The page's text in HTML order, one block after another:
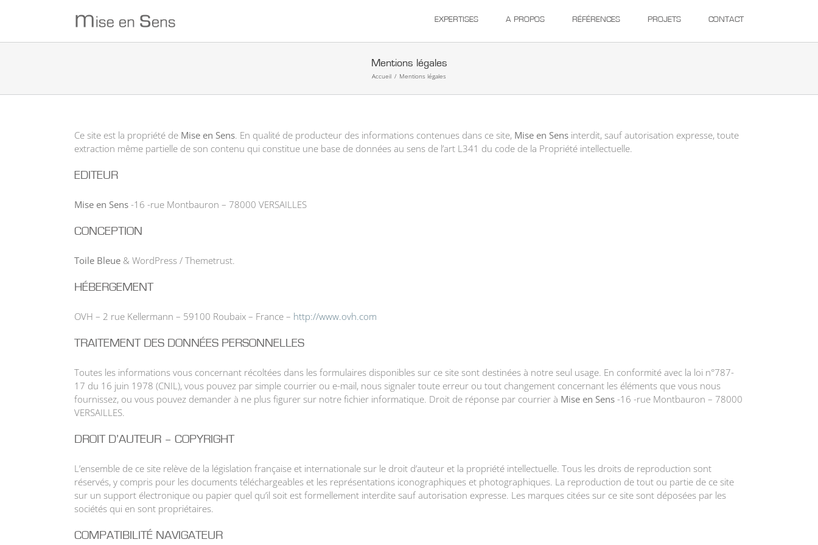
EXPERTISES A PROPOS RÉFÉRENCES PROJETS CONTACT
Mentions légales
Accueil / Mentions légales
Ce site est la propriété de Mise en Sens. En qualité de producteur des informations contenues dans ce site, Mise en Sens interdit, sauf autorisation expresse, toute
extraction même partielle de son contenu qui constitue une base de données au sens de l’art L341 du code de la Propriété intellectuelle.
EDITEUR
Mise en Sens -16 -rue Montbauron – 78000 VERSAILLES
CONCEPTION
Toile Bleue & WordPress / Themetrust.
HÉBERGEMENT
OVH – 2 rue Kellermann – 59100 Roubaix – France – http://www.ovh.com
TRAITEMENT DES DONNÉES PERSONNELLES
Toutes les informations vous concernant récoltées dans les formulaires disponibles sur ce site sont destinées à notre seul usage. En conformité avec la loi n°787-
17 du 16 juin 1978 (CNIL), vous pouvez par simple courrier ou e-mail, nous signaler toute erreur ou tout changement concernant les éléments que vous nous
fournissez, ou vous pouvez demander à ne plus figurer sur notre fichier informatique. Droit de réponse par courrier à Mise en Sens -16 -rue Montbauron – 78000
VERSAILLES.
DROIT D’AUTEUR – COPYRIGHT
L’ensemble de ce site relève de la législation française et internationale sur le droit d’auteur et la propriété intellectuelle. Tous les droits de reproduction sont
réservés, y compris pour les documents téléchargeables et les représentations iconographiques et photographiques. La reproduction de tout ou partie de ce site
sur un support électronique ou papier quel qu’il soit est formellement interdite sauf autorisation expresse. Les marques citées sur ce site sont déposées par les
sociétés qui en sont propriétaires.
COMPATIBILITÉ NAVIGATEUR